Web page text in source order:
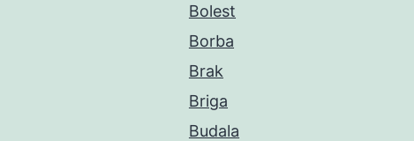
Bolest
Borba
Brak
Briga
Budala